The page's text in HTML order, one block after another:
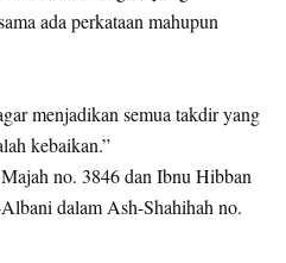
ada perkataan mahupun
menjadikan semua takdir yang
kebaikan.”
no. 3846 dan Ibnu Hibban
dalam Ash-Shahihah no.